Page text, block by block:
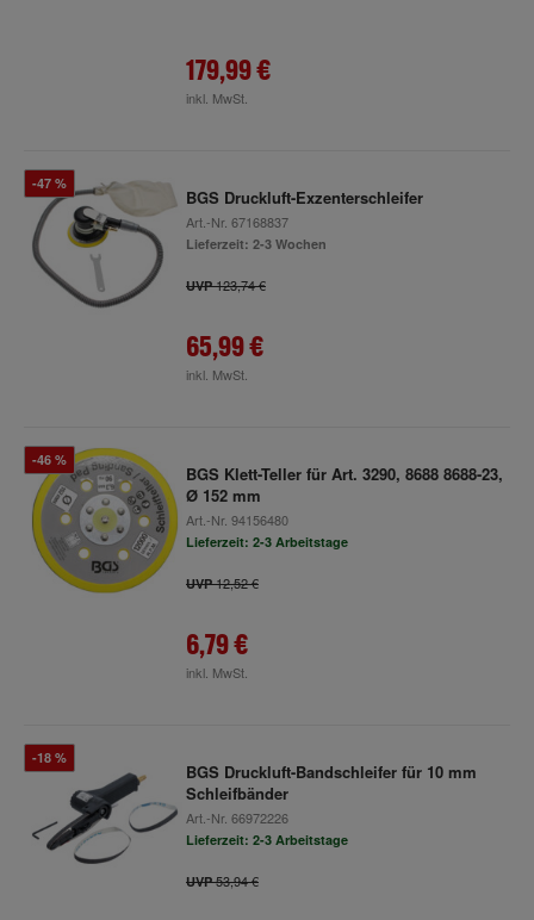
179,99 €
inkl. MwSt.
-47 %
BGS Druckluft-Exzenterschleifer
Art.-Nr. 67168837
Lieferzeit: 2-3 Wochen
UVP123,74 €
65,99 €
inkl. MwSt.
-46 %
BGS Klett-Teller für Art. 3290, 8688 8688-23,
Ø 152 mm
Art.-Nr. 94156480
Lieferzeit: 2-3 Arbeitstage
UVP12,52 €
6,79 €
inkl. MwSt.
-18 %
BGS Druckluft-Bandschleifer für 10 mm
Schleifbänder
Art.-Nr. 66972226
Lieferzeit: 2-3 Arbeitstage
UVP53,94 €